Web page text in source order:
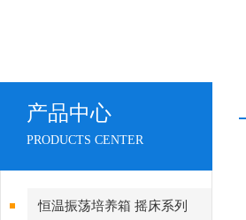
产品中心
PRODUCTS CENTER
恒温振荡培养箱 摇床系列